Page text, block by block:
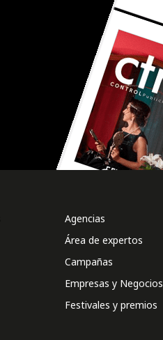
Agencias
Área de expertos
Campañas
Empresas y Negocios
Festivales y premios